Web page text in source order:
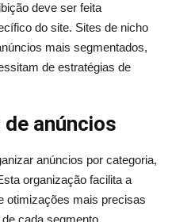
deve ser feita
do site. Sites de nicho
mais segmentados,
de estratégias de
anúncios
anúncios por categoria,
organização facilita a
otimizações mais precisas
cada segmento.